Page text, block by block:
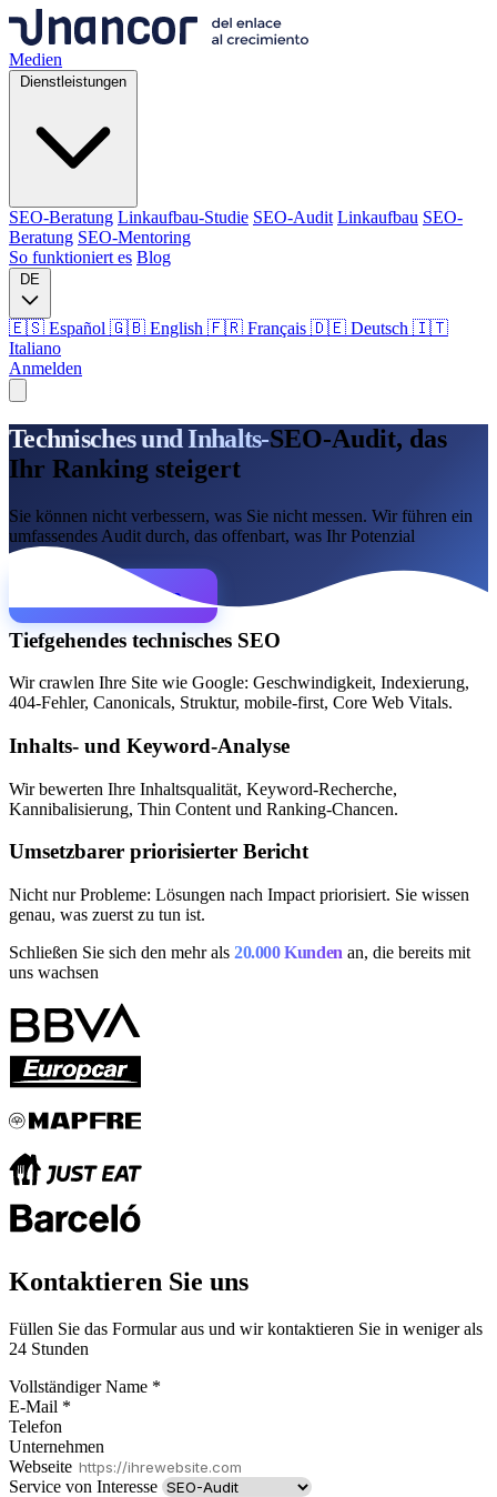
Medien
Dienstleistungen
SEO-Beratung Linkaufbau-Studie SEO-Audit Linkaufbau SEO-
Beratung SEO-Mentoring
So funktioniert es Blog
DE
🇪🇸 Español 🇬🇧 English 🇫🇷 Français 🇩🇪 Deutsch 🇮🇹
Italiano
Anmelden
Dienstleistungen
SEO-Beratung Linkaufbau-Studie Linkaufbau SEO-
SEO-Mentoring
So funktioniert es Blog
Sprache
🇪🇸 ES🇬🇧 EN🇫🇷 FR🇩🇪 DE🇮🇹 IT
Technisches und Inhalts-SEO-Audit, das
Ihr Ranking steigert
Sie können nicht verbessern, was Sie nicht messen. Wir führen ein
umfassendes Audit durch, das offenbart, was Ihr Potenzial
verhindert.
Audit anfordern
Tiefgehendes technisches SEO
Wir crawlen Ihre Site wie Google: Geschwindigkeit, Indexierung,
404-Fehler, Canonicals, Struktur, mobile-first, Core Web Vitals.
Inhalts- und Keyword-Analyse
Wir bewerten Ihre Inhaltsqualität, Keyword-Recherche,
Kannibalisierung, Thin Content und Ranking-Chancen.
Umsetzbarer priorisierter Bericht
Nicht nur Probleme: Lösungen nach Impact priorisiert. Sie wissen
genau, was zuerst zu tun ist.
Schließen Sie sich den mehr als 20.000 Kunden an, die bereits mit
uns wachsen
Kontaktieren Sie uns
Füllen Sie das Formular aus und wir kontaktieren Sie in weniger als
24 Stunden
Vollständiger Name *
E-Mail *
Telefon
Unternehmen
Webseite
Service von Interesse